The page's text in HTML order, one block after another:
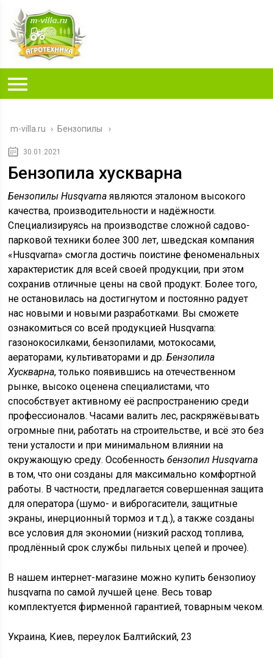
m-villa.ru › Бензопилы
30.01.2021
Бензопила хускварна
Бензопилы Husqvarnaявляются эталоном высокого
качества, производительности и надёжности.
Специализируясь на производстве сложной садово-
парковой техники более 300 лет, шведская компания
«Husqvarna» смогла достичь поистине феноменальных
характеристик для всей своей продукции, при этом
сохранив отличные цены на свой продукт. Более того,
не остановилась на достигнутом и постоянно радует
нас новыми и новыми разработками. Вы сможете
ознакомиться со всей продукцией Husqvarna:
газонокосилками, бензопилами, мотокосами,
аераторами, культиваторами и др.Бензопила
Хускварна, только появившись на отечественном
рынке, высоко оценена специалистами, что
способствует активному её распространению среди
профессионалов. Часами валить лес, раскряжёвывать
огромные пни, работать на строительстве, и всё это без
тени усталости и при минимальном влиянии на
окружающую среду. Особенностьбензопил Husqvarna
в том, что они созданы для максимально комфортной
работы. В частности, предлагается совершенная защита
для оператора (шумо- и виброгасители, защитные
экраны, инерционный тормоз и т.д.), а также созданы
все условия для экономии (низкий расход топлива,
продлённый срок службы пильных цепей и прочее).
В нашем интернет-магазине можно купить бензопиоу
husqvarna по самой лучшей цене. Весь товар
комплектуется фирменной гарантией, товарным чеком.
Украина, Киев, переулок Балтийский, 23